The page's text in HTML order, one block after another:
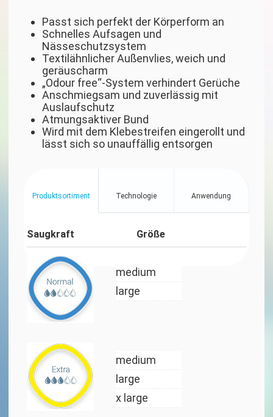
Passt sich perfekt der Körperform an
Schnelles Aufsagen und
Nässeschutzsystem
Textilähnlicher Außenvlies, weich und
geräuscharm
„Odour free“-System verhindert Gerüche
Anschmiegsam und zuverlässig mit
Auslaufschutz
Atmungsaktiver Bund
Wird mit dem Klebestreifen eingerollt und
lässt sich so unauffällig entsorgen
Produktsortiment Technologie Anwendung
Saugkraft Größe
medium
large
medium
large
x large